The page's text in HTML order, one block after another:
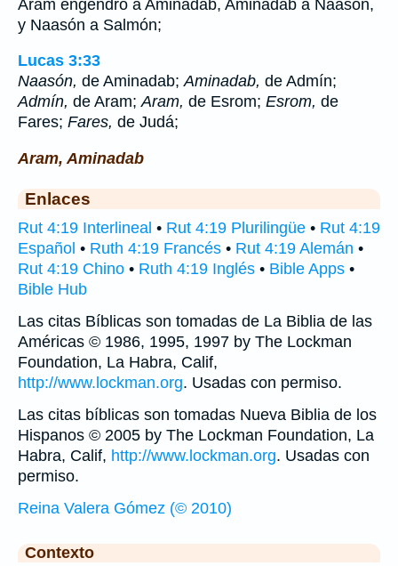
Aram engendró a Aminadab, Aminadab a Naasón,
y Naasón a Salmón;
Lucas 3:33
Naasón, de Aminadab;Aminadab, de Admín;
Admín, de Aram;Aram, de Esrom; Esrom, de
Fares; Fares, de Judá;
Aram, Aminadab
Enlaces
Rut 4:19 Interlineal • Rut 4:19 Plurilingüe • Rut 4:19
Español • Ruth 4:19 Francés • Rut 4:19 Alemán •
Rut 4:19 Chino • Ruth 4:19 Inglés • Bible Apps •
Bible Hub
Las citas Bíblicas son tomadas de La Biblia de las
Américas © 1986, 1995, 1997 by The Lockman
Foundation, La Habra, Calif,
http://www.lockman.org. Usadas con permiso.
Las citas bíblicas son tomadas Nueva Biblia de los
Hispanos © 2005 by The Lockman Foundation, La
Habra, Calif, http://www.lockman.org. Usadas con
permiso.
Reina Valera Gómez (© 2010)
Contexto